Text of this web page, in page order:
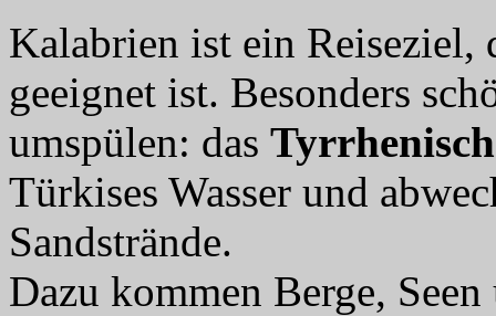
Kalabrien ist ein Reiseziel,
geeignet ist. Besonders
umspülen: das
Türkises Wasser und
Sandstrände.
Dazu kommen Berge,